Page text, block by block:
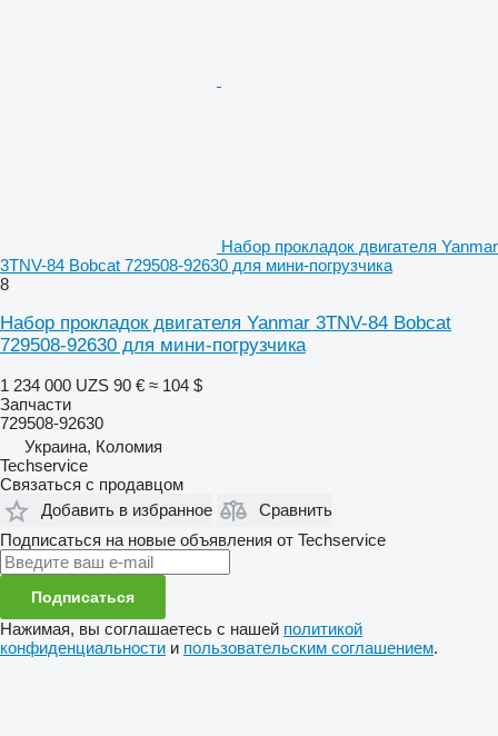
Набор прокладок двигателя Yanmar
3TNV-84 Bobcat 729508-92630 для мини-погрузчика
8
Набор прокладок двигателя Yanmar 3TNV-84 Bobcat
729508-92630 для мини-погрузчика
1 234 000 UZS 90 € ≈ 104 $
Запчасти
729508-92630
Украина, Коломия
Techservice
Связаться с продавцом
Добавить в избранное
Сравнить
Подписаться на новые объявления от Techservice
Подписаться
Нажимая, вы соглашаетесь с нашей политикой
конфиденциальности и пользовательским соглашением.